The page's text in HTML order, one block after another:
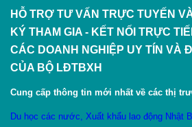
HỖ TRỢ TƯ VẤN TRỰC TUYẾN
KÝ THAM GIA - KẾT NỐI TRỰC
CÁC DOANH NGHIỆP UY TÍN VÀ
CỦA BỘ LĐTBXH
Cung cấp thông tin mới nhất về các thị
Du học các nước Xuất khẩu lao động Nhật